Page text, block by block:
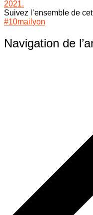
2021.
Suivez l’ensemble de
#10mailyon
Navigation de